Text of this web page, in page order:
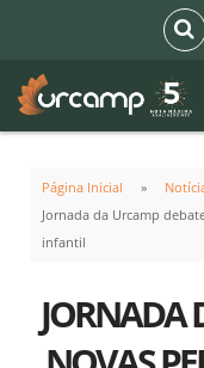
Página Inicial
Jornada da Urcamp
infantil
JORNADA